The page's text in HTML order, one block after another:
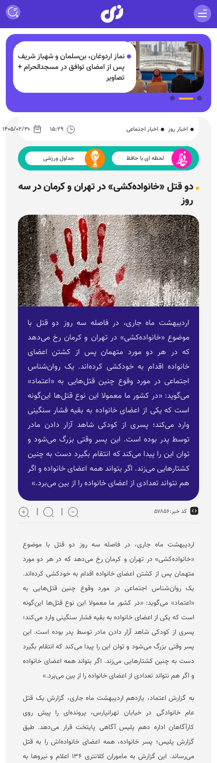
نماز اردوغان، بن‌سلمان و شهباز شریف
پس از امضای توافق در مسجدالحرام +
تصاویر
اخبار روز اخبار اجتماعی ۱۵:۲۹ ۱۴۰۵/۰۲/۳۰
لحظه ای با حافظ جداول ورزشی
دو قتل «خانواده‌کشی» در تهران و کرمان در سه
روز
اردیبهشت ماه جاری، در فاصله سه روز دو قتل با
موضوع «خانواده‌کشی» در تهران و کرمان رخ می‌دهد
که در هر دو مورد متهمان پس از کشتن اعضای
خانواده اقدام به خودکشی کرده‌اند. یک روان‌شناس
اجتماعی در مورد وقوع چنین قتل‌هایی به «اعتماد»
می‌گوید: «در کشور ما معمولا این نوع قتل‌ها این‌گونه
است که یکی از اعضای خانواده به بقیه فشار سنگینی
وارد می‌کند؛ پسری از کودکی شاهد آزار دادن مادر
توسط پدر بوده است. این پسر وقتی بزرگ می‌شود و
توان این را پیدا می‌کند که انتقام بگیرد دست به چنین
کشتار‌هایی می‌زند. اگر بتواند همه اعضای خانواده و اگر
هم نتواند تعدادی از اعضای خانواده را از بین می‌برد.»
کد خبر:۵۷۸۵۶
اردیبهشت ماه جاری، در فاصله سه روز دو قتل با موضوع
«خانواده‌کشی» در تهران و کرمان رخ می‌دهد که در هر دو مورد
متهمان پس از کشتن اعضای خانواده اقدام به خودکشی کرده‌اند.
یک روان‌شناس اجتماعی در مورد وقوع چنین قتل‌هایی به
«اعتماد» می‌گوید: «در کشور ما معمولا این نوع قتل‌ها این‌گونه
است که یکی از اعضای خانواده به بقیه فشار سنگینی وارد می‌کند؛
پسری از کودکی شاهد آزار دادن مادر توسط پدر بوده است. این
پسر وقتی بزرگ می‌شود و توان این را پیدا می‌کند که انتقام بگیرد
دست به چنین کشتار‌هایی می‌زند. اگر بتواند همه اعضای خانواده
و اگر هم نتواند تعدادی از اعضای خانواده را از بین می‌برد.»
به گزارش اعتماد، یازدهم اردیبهشت ماه جاری، گزارش یک قتل
عام خانوادگی در خیابان تهرانپارس، پرونده‌ای را پیش روی
کارآگاهان اداره دهم پلیس آگاهی پایتخت قرار می‌دهد. طبق
گزارش پلیس؛ پسر خانواده، همه اعضای خانواده‌اش را به قتل
می‌رساند. این گزارش به ماموران کلانتری ۱۳۶ اعلام و نیرو‌ها به